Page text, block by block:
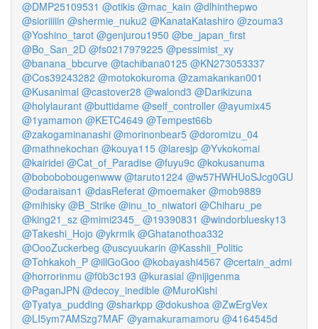
@DMP25109531 @otikis @mac_kain @dlhinthepwo
@sioriiiiin @shermie_nuku2 @KanataKatashiro @zouma3
@Yoshino_tarot @genjurou1950 @be_japan_first
@Bo_San_2D @fs0217979225 @pessimist_xy
@banana_bbcurve @tachibana0125 @KN273053337
@Cos39243282 @motokokuroma @zamakankan001
@Kusanimal @castover28 @walond3 @Darikizuna
@holylaurant @buttidame @self_controller @ayumix45
@1yamamon @KETC4649 @Tempest66b
@zakogaminanashi @morinonbear5 @doromizu_04
@mathnekochan @kouya115 @laresjp @Yvkokomai
@kairidei @Cat_of_Paradise @fuyu9c @kokusanuma
@bobobobougenwww @taruto1224 @w57HWHUoSJcg0GU
@odaraisan1 @dasReferat @moemaker @mob9889
@mihisky @B_Strike @inu_to_niwatori @Chiharu_pe
@king21_sz @mimi2345_ @19390831 @windorbluesky13
@Takeshi_Hojo @ykrmik @Ghatanothoa332
@OooZuckerbeg @uscyuukarin @Kasshii_Politic
@Tohkakoh_P @illGoGoo @kobayashi4567 @certain_admi
@horrorinmu @f0b3c193 @kurasial @nijigenma
@PaganJPN @decoy_inedible @MuroKishi
@Tyatya_pudding @sharkpp @dokushoa @ZwErgVex
@LI5ym7AMSzg7MAF @yamakuramamoru @4164545d